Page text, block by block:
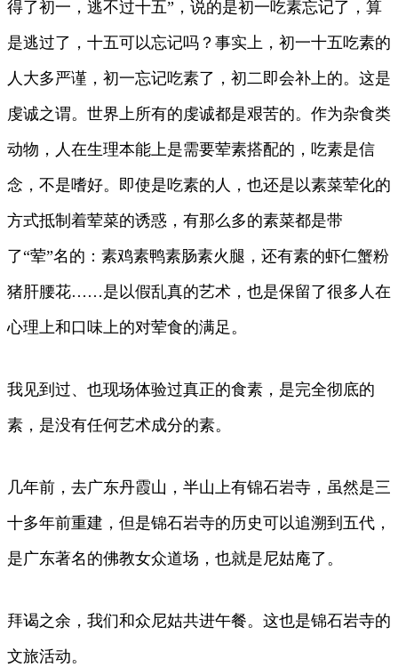
得了初一，逃不过十五”，说的是初一吃素忘记了，算
是逃过了，十五可以忘记吗？事实上，初一十五吃素的
人大多严谨，初一忘记吃素了，初二即会补上的。这是
虔诚之谓。世界上所有的虔诚都是艰苦的。作为杂食类
动物，人在生理本能上是需要荤素搭配的，吃素是信
念，不是嗜好。即使是吃素的人，也还是以素菜荤化的
方式抵制着荤菜的诱惑，有那么多的素菜都是带
了“荤”名的：素鸡素鸭素肠素火腿，还有素的虾仁蟹粉
猪肝腰花……是以假乱真的艺术，也是保留了很多人在
心理上和口味上的对荤食的满足。
我见到过、也现场体验过真正的食素，是完全彻底的
素，是没有任何艺术成分的素。
几年前，去广东丹霞山，半山上有锦石岩寺，虽然是三
十多年前重建，但是锦石岩寺的历史可以追溯到五代，
是广东著名的佛教女众道场，也就是尼姑庵了。
拜谒之余，我们和众尼姑共进午餐。这也是锦石岩寺的
文旅活动。